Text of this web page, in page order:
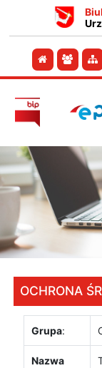
Przejdź do
OCHRONA
Grupa:
Nazwa